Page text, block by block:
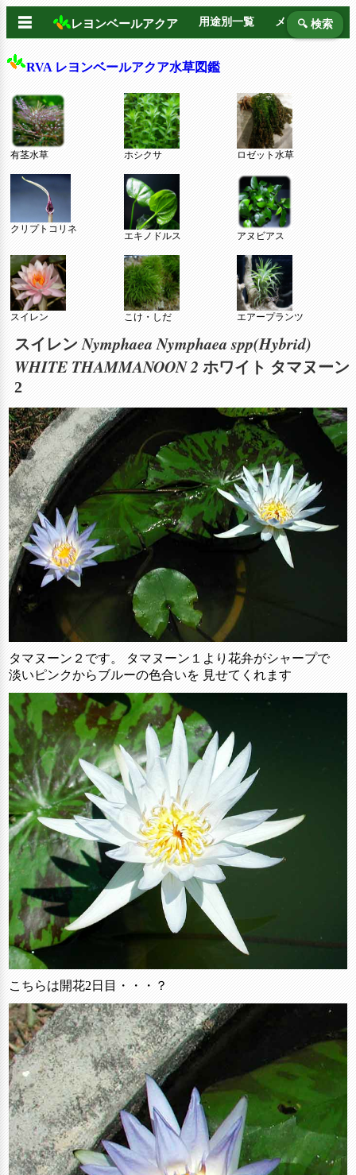
☰ レヨンベールアクア 用途別一覧 メーカー別
🔍 検索
RVA レヨンベールアクア水草図鑑
有茎水草 ホシクサ ロゼット水草
クリプトコリネ
エキノドルス アヌビアス
スイレン こけ・しだ エアープランツ
スイレン Nymphaea Nymphaea spp(Hybrid)
WHITE THAMMANOON 2 ホワイト タマヌーン
2
タマヌーン２です。 タマヌーン１より花弁がシャープで
淡いピンクからブルーの色合いを 見せてくれます
こちらは開花2日目・・・？